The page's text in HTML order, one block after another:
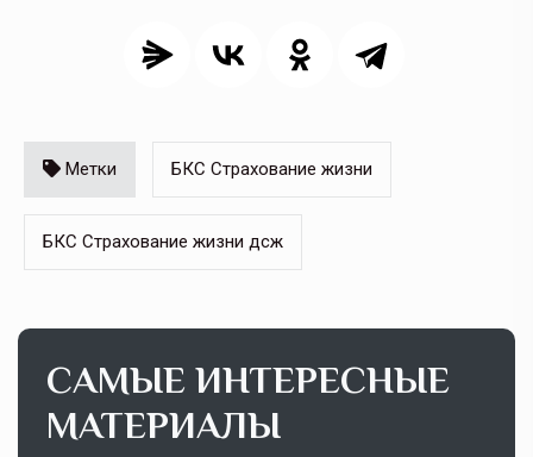
Метки БКС Страхование жизни
БКС Страхование жизни дсж
САМЫЕ ИНТЕРЕСНЫЕ
МАТЕРИАЛЫ